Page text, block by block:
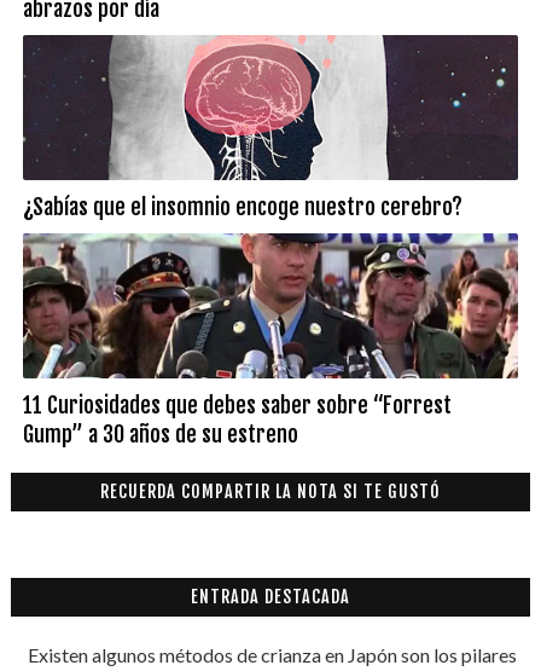
abrazos por día
¿Sabías que el insomnio encoge nuestro cerebro?
11 Curiosidades que debes saber sobre “Forrest
Gump” a 30 años de su estreno
RECUERDA COMPARTIR LA NOTA SI TE GUSTÓ
ENTRADA DESTACADA
Existen algunos métodos de crianza en Japón son los pilares